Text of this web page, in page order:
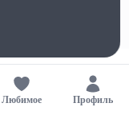
Любимое Профиль